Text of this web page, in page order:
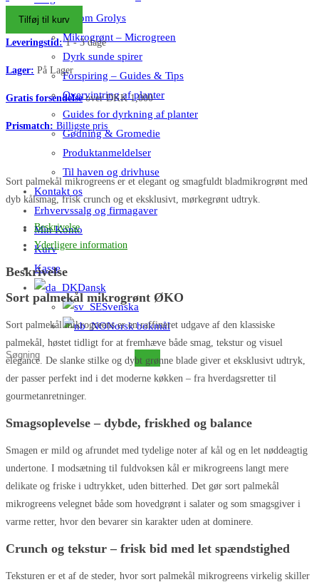
Alt om Grolys
Mikrogrønt – Microgreen
Dyrk sunde spirer
Forspiring – Guides & Tips
Overvintring af planter
Guides for dyrkning af planter
Gødning & Gromedie
Produktanmeldelser
Til haven og drivhuse
Kontakt os
Erhvervssalg og firmagaver
Min Konto
Kurv
Kasse
Dansk
Svenska
Norsk bokmål
Søg
på
black
tuscany
-
sort
ØKO
antal
Tilføj til kurv
Leveringstid:1 - 3 dage
Lager: På Lager
Gratis forsendelseover DKK 1,000
Prismatch: Billigste pris
Sort palmekål mikrogreens er et elegant og smagfuldt bladmikrogrønt med
dyb kålsmag, frisk crunch og et eksklusivt, mørkegrønt udtryk.
Beskrivelse
Yderligere information
Beskrivelse
Sort palmekål mikrogrønt ØKO
Sort palmekål mikrogreens er en raffineret udgave af den klassiske
palmekål, høstet tidligt for at fremhæve både smag, tekstur og visuel
elegance. De slanke stilke og dybt grønne blade giver et eksklusivt udtryk,
der passer perfekt ind i det moderne køkken – fra hverdagsretter til
gourmetanretninger.
Smagsoplevelse – dybde, friskhed og balance
Smagen er mild og afrundet med tydelige noter af kål og en let nøddeagtig
undertone. I modsætning til fuldvoksen kål er mikrogreens langt mere
delikate og friske i udtrykket, uden bitterhed. Det gør sort palmekål
mikrogreens velegnet både som hovedgrønt i salater og som smagsgiver i
varme retter, hvor den bevarer sin karakter uden at dominere.
Crunch og tekstur – frisk bid med let spændstighed
Teksturen er et af de steder, hvor sort palmekål mikrogreens virkelig skiller